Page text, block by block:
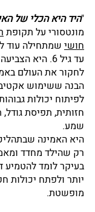
"היד היא הכלי של
מונטסורי על תקופת
חושי שמתחילה עוד
עד גיל 6. היא
לחקור את העולם
הבנה ששימוש
לפיתוח יכולות
חזותית, תפיסת
שמע.
היא האמינה
רק שהילד מחדד
בעיקר לומד להטמיע
יותר וּלפתח יכולות
מופשטת.